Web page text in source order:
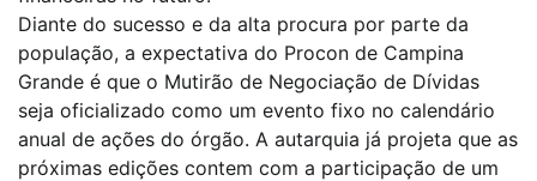
Diante do sucesso e da alta procura por parte da
população, a expectativa do Procon de Campina
Grande é que o Mutirão de Negociação de Dívidas
seja oficializado como um evento fixo no calendário
anual de ações do órgão. A autarquia já projeta que as
próximas edições contem com a participação de um